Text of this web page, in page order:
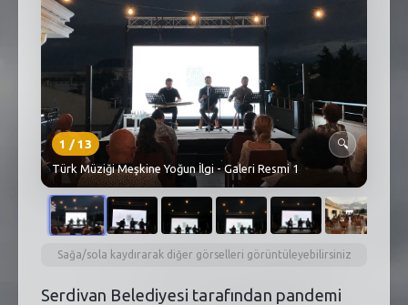
1 /13
🔍
Türk Müziği Meşkine Yoğun İlgi - Galeri Resmi 1
Sağa/sola kaydırarak diğer görselleri görüntüleyebilirsiniz
Serdivan Belediyesi tarafından pandemi
E NÖBETÇI ECZANELER
SABSIS - AFET
TRAFIKPARK
KÜREK
PARKLAR
PAZAR YERLERI
ATIK YÖNETIM